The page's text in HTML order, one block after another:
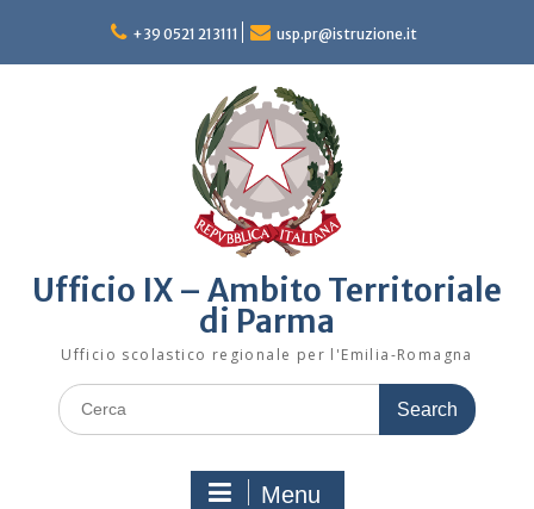
content
+39 0521 213111 usp.pr@istruzione.it
Ufficio IX – Ambito Territoriale
di Parma
Ufficio scolastico regionale per l'Emilia-Romagna
Search
for:
Menu